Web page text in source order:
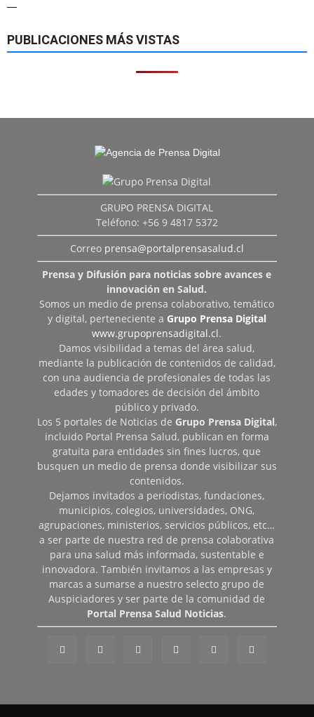
—
PUBLICACIONES MÁS VISTAS
GRUPO PRENSA DIGITAL
Teléfono: +56 9 4817 5372
Correo prensa@portalprensasalud.cl
Prensa y Difusión para noticias sobre avances e
innovación en Salud.
Somos un medio de prensa colaborativo, temático
y digital, perteneciente a Grupo Prensa Digital
www.grupoprensadigital.cl.
Damos visibilidad a temas del área salud,
mediante la publicación de contenidos de calidad,
con una audiencia de profesionales de todas las
edades y tomadores de decisión del ámbito
público y privado.
Los 5 portales de Noticias de Grupo Prensa Digital,
incluido Portal Prensa Salud, publican en forma
gratuita para entidades sin fines lucros, que
busquen un medio de prensa donde visibilizar sus
contenidos.
Dejamos invitados a periodistas, fundaciones,
municipios, colegios, universidades, ONG,
agrupaciones, ministerios, servicios públicos, etc…
a ser parte de nuestra red de prensa colaborativa
para una salud más informada, sustentable e
innovadora. También invitamos a las empresas y
marcas a sumarse a nuestro selecto grupo de
Auspiciadores y ser parte de la comunidad de
Portal Prensa Salud Noticias.